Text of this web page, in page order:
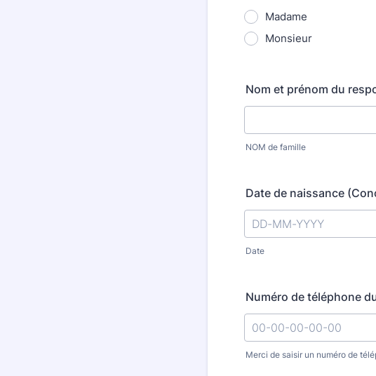
Madame
Monsieur
Nom et prénom du
NOM de famille
Date de naissance
Date
Numéro de téléphone
Merci de saisir un numéro de